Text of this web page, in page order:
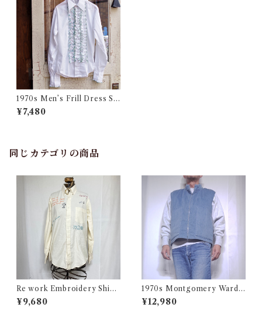
1970s Men’s Frill Dress Shi
rt #1 / 70年代 メンズ フリル
ドレス シャツ
¥7,480
同じカテゴリの商品
Re work Embroidery Shirt
/ リワーク ハンド刺繍入り シ
ャツ 古着
¥9,680
1970s Montgomery Ward
PUT TOGETHERS Nylon S
ki Vest / 70年代 モンゴメリー
¥12,980